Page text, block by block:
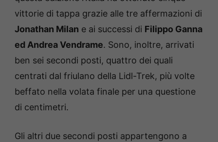
vittorie di tappa grazie alle tre affermazioni di
Jonathan Milan e ai successi di Filippo Ganna
ed Andrea Vendrame. Sono, inoltre, arrivati
ben sei secondi posti, quattro dei quali
centrati dal friulano della Lidl-Trek, più volte
beffato nella volata finale per una questione
di centimetri.
Gli altri due secondi posti appartengono a